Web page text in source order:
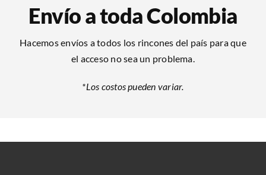
Envío a toda Colombia
Hacemos envíos a todos los rincones del país para que
el acceso no sea un problema.
*Los costos pueden variar.